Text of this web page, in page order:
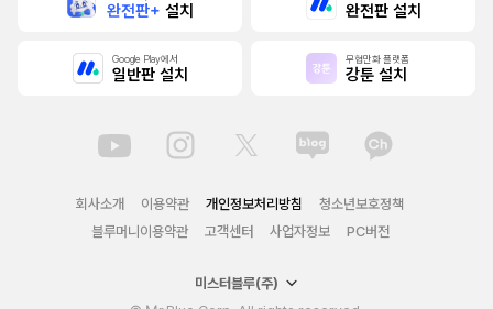
완전판+ 설치 완전판 설치
Google Play에서
일반판 설치
무협만화 플랫폼
강툰 설치
회사소개 이용약관 개인정보처리방침
청소년보호정책
블루머니이용약관
고객센터 사업자정보 PC버전
미스터블루(주)